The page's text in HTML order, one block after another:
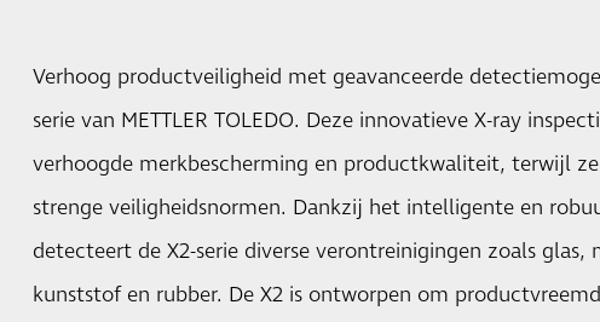
Verhoog productveiligheid met geavanceerde
serie van METTLER TOLEDO. Deze innovatieve X-ray
verhoogde merkbescherming en productkwaliteit, terwijl
strenge veiligheidsnormen. Dankzij het intelligente en
detecteert de X2-serie diverse verontreinigingen zoals glas,
kunststof en rubber. De X2 is ontworpen om